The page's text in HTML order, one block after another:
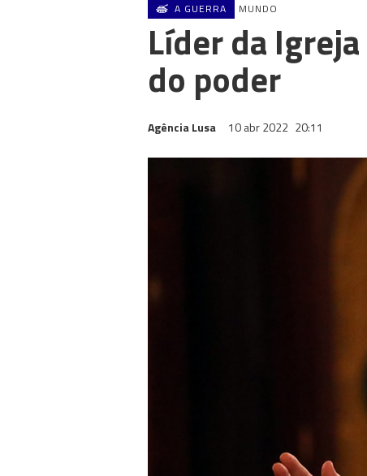
A GUERRA MUNDO
Líder da
do poder
Agência Lusa 10 abr 2022 20:11